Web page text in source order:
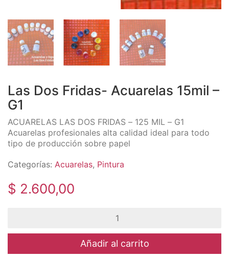
Las Dos Fridas- Acuarelas 15mil –
G1
ACUARELAS LAS DOS FRIDAS – 125 MIL – G1
Acuarelas profesionales alta calidad ideal para todo
tipo de producción sobre papel
Categorías: Acuarelas, Pintura
$ 2.600,00
Fridas-
15mil
Añadir al carrito